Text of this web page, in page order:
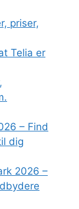
priser,
Telia er
– Find
dig
2026 –